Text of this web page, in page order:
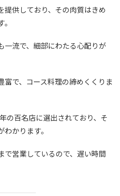
提供しており、その肉質はきめ
一流で、細部にわたる心配りが
富で、コース料理の締めくくりま
の百名店に選出されており、そ
かります。
で営業しているので、遅い時間